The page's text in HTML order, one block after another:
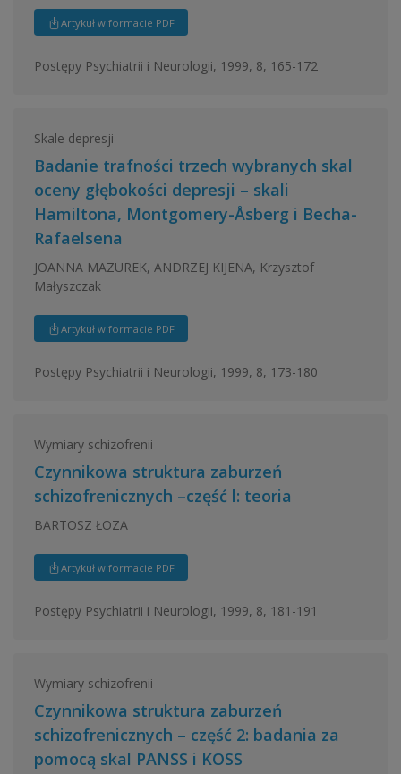
Artykuł w formacie PDF
Postępy Psychiatrii i Neurologii, 1999, 8, 165-172
Skale depresji
Badanie trafności trzech wybranych skal
oceny głębokości depresji – skali
Hamiltona, Montgomery-Åsberg i Becha-
Rafaelsena
JOANNA MAZUREK, ANDRZEJ KIJENA, Krzysztof
Małyszczak
Artykuł w formacie PDF
Postępy Psychiatrii i Neurologii, 1999, 8, 173-180
Wymiary schizofrenii
Czynnikowa struktura zaburzeń
schizofrenicznych –część l: teoria
BARTOSZ ŁOZA
Artykuł w formacie PDF
Postępy Psychiatrii i Neurologii, 1999, 8, 181-191
Wymiary schizofrenii
Czynnikowa struktura zaburzeń
schizofrenicznych – część 2: badania za
pomocą skal PANSS i KOSS